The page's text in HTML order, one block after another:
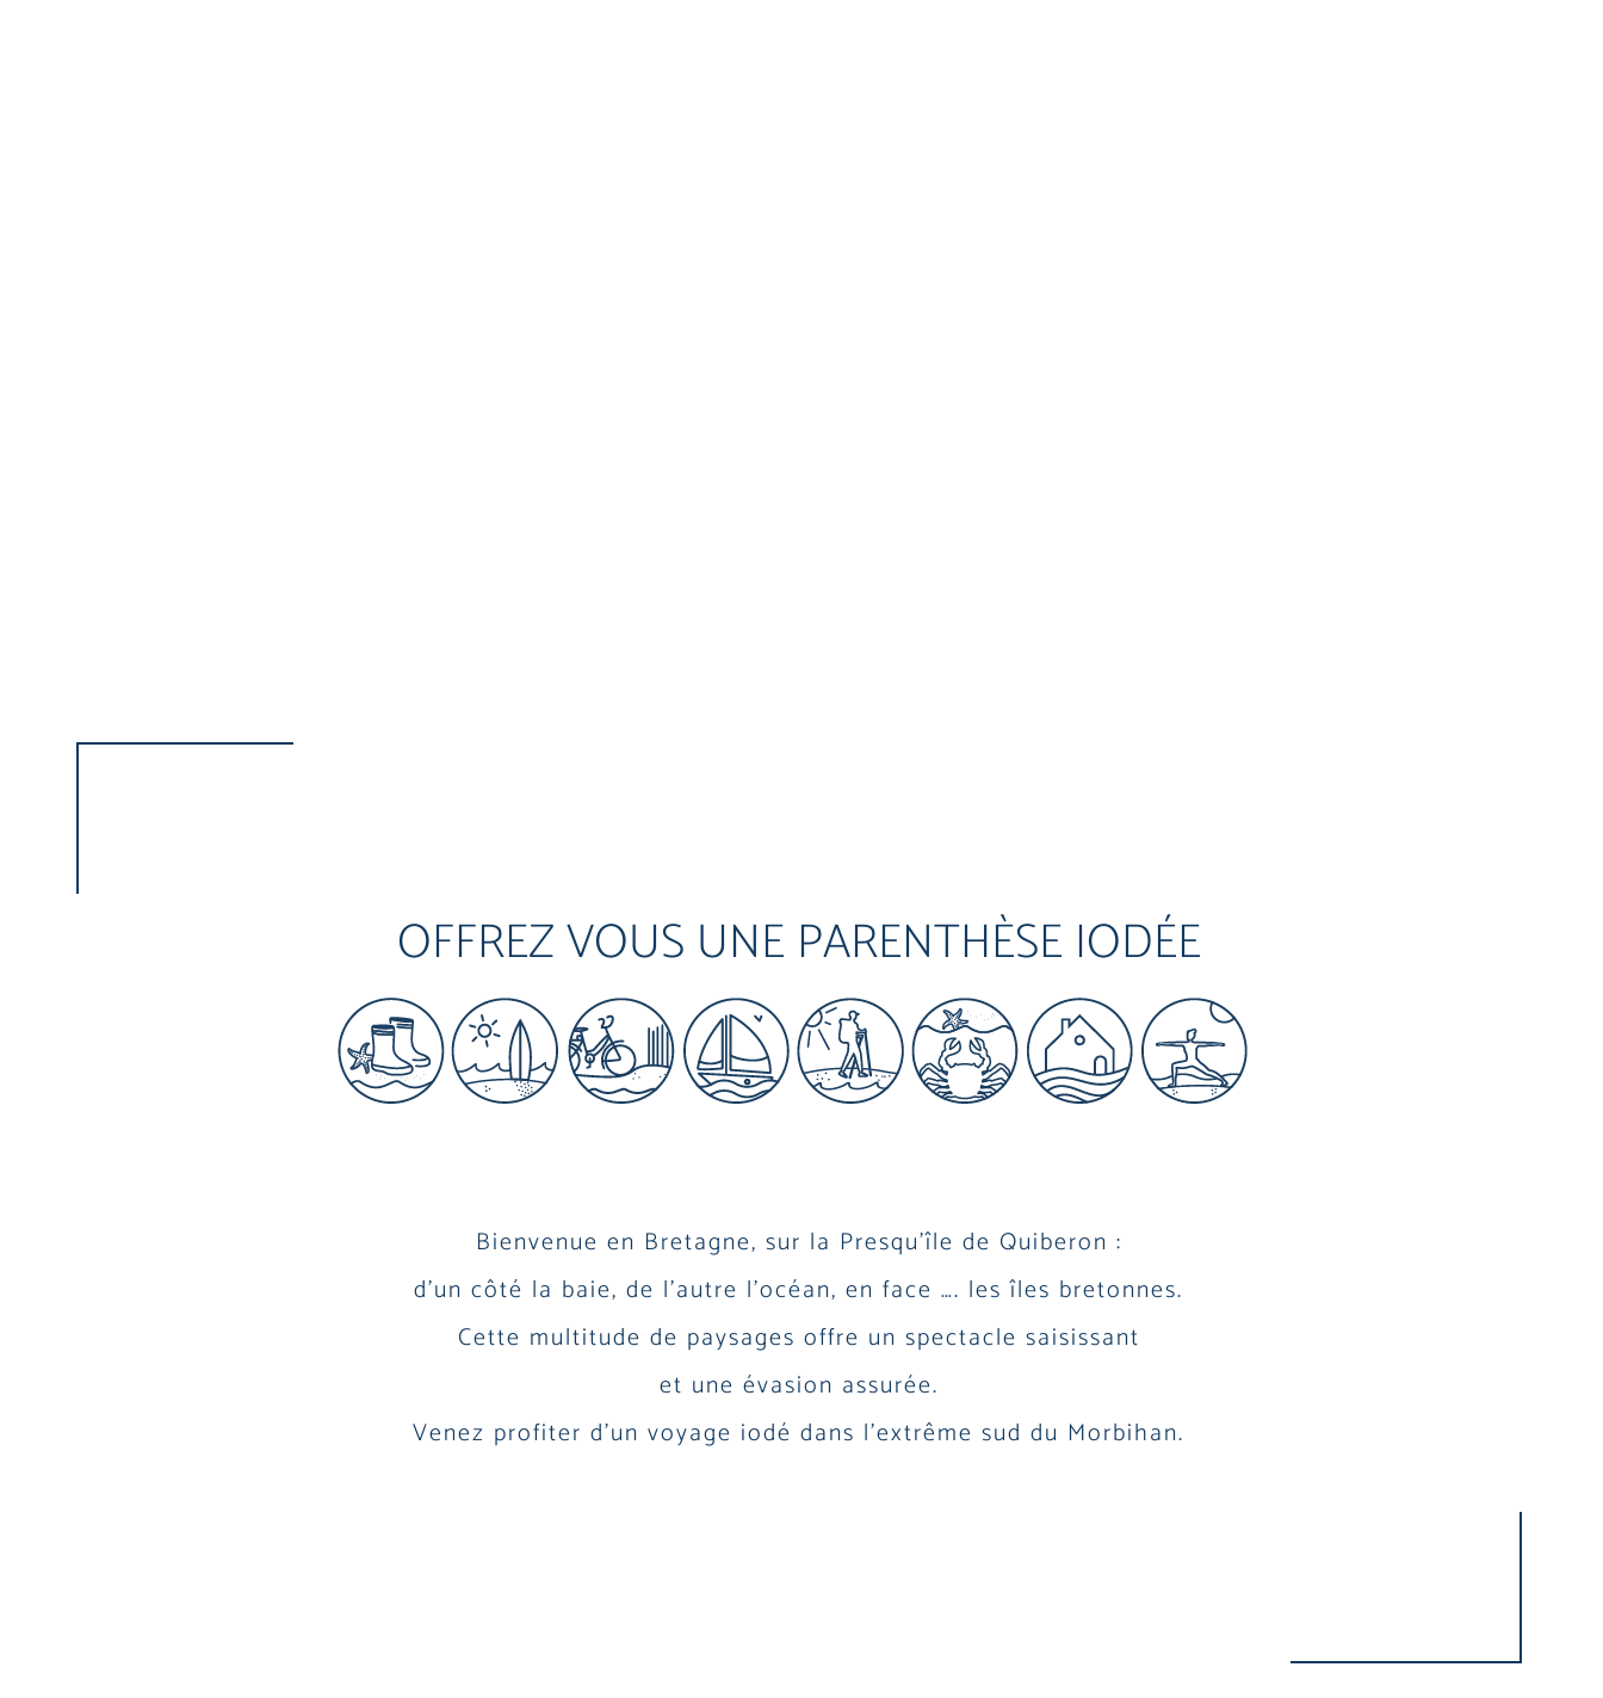
OFFREZ VOUS UNE PARENTHÈSE IODÉE
Bienvenue en Bretagne, sur la Presqu’île de Quiberon :
d’un côté la baie, de l’autre l’océan, en face …. les îles bretonnes.
Cette multitude de paysages offre un spectacle saisissant
et une évasion assurée.
Venez profiter d’un voyage iodé dans l’extrême sud du Morbihan.